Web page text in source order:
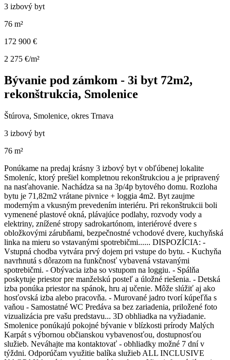
3 izbový byt
76 m²
172 900 €
2 275 €/m²
Bývanie pod zámkom - 3i byt 72m2,
rekonštrukcia, Smolenice
Štúrova, Smolenice, okres Trnava
3 izbový byt
76 m²
Ponúkame na predaj krásny 3 izbový byt v obľúbenej lokalite
Smoleníc, ktorý prešiel kompletnou rekonštrukciou a je pripravený
na nasťahovanie. Nachádza sa na 3p/4p bytového domu. Rozloha
bytu je 71,82m2 vrátane pivnice + loggia 4m2. Byt zaujme
moderným a vkusným prevedením interiéru. Pri rekonštrukcii boli
vymenené plastové okná, plávajúce podlahy, rozvody vody a
elektriny, znížené stropy sadrokartónom, interiérové dvere s
obložkovými zárubňami, bezpečnostné vchodové dvere, kuchyňská
linka na mieru so vstavanými spotrebičmi...... DISPOZÍCIA: -
Vstupná chodba vytvára prvý dojem pri vstupe do bytu. - Kuchyňa
navrhnutá s dôrazom na funkčnosť vybavená vstavanými
spotrebičmi. - Obývacia izba so vstupom na loggiu. - Spálňa
poskytuje priestor pre manželskú posteľ a úložné riešenia. - Detská
izba ponúka priestor na spánok, hru aj učenie. Môže slúžiť aj ako
hosťovská izba alebo pracovňa. - Murované jadro tvorí kúpeľňa s
vaňou - Samostatné WC Predáva sa bez zariadenia, priložené foto
vizualizácia pre vašu predstavu... 3D obhliadka na vyžiadanie.
Smolenice ponúkajú pokojné bývanie v blízkosti prírody Malých
Karpát s výbornou občianskou vybavenosťou, dostupnosťou
služieb. Neváhajte ma kontaktovať - obhliadky možné 7 dní v
týždni. Odporúčam využitie balíka služieb ALL INCLUSIVE